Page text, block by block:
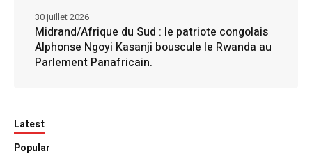
Midrand/Afrique du Sud : le patriote congolais
Alphonse Ngoyi Kasanji bouscule le Rwanda au
Parlement Panafricain.
30 juillet 2026
Latest
Popular